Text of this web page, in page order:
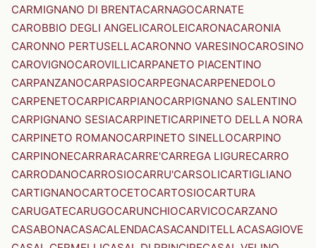
CARMIGNANO DI BRENTACARNAGOCARNATE
CAROBBIO DEGLI ANGELICAROLEICARONACARONIA
CARONNO PERTUSELLACARONNO VARESINOCAROSINO
CAROVIGNOCAROVILLICARPANETO PIACENTINO
CARPANZANOCARPASIOCARPEGNACARPENEDOLO
CARPENETOCARPICARPIANOCARPIGNANO SALENTINO
CARPIGNANO SESIACARPINETICARPINETO DELLA NORA
CARPINETO ROMANOCARPINETO SINELLOCARPINO
CARPINONECARRARACARRE'CARREGA LIGURECARRO
CARRODANOCARROSIOCARRU'CARSOLICARTIGLIANO
CARTIGNANOCARTOCETOCARTOSIOCARTURA
CARUGATECARUGOCARUNCHIOCARVICOCARZANO
CASABONACASACALENDACASACANDITELLACASAGIOVE